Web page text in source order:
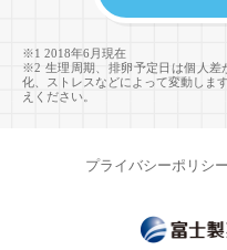
※1 2018年6月現在
※2 生理周期、排卵予定日は個人差
化、ストレスなどによって変動しま
えください。
プライバシーポリシー